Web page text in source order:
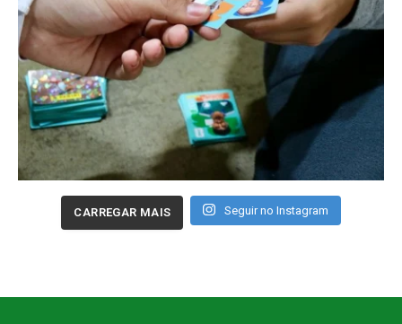
CARREGAR MAIS Seguir no Instagram